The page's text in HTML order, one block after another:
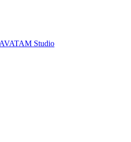
AVATAM Studio